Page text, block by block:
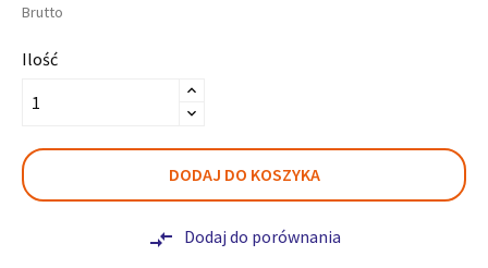
Brutto
Ilość
DODAJ DO KOSZYKA
compare_arrows Dodaj do porównania